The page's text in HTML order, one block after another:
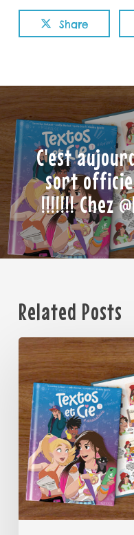
Share
C'est
sort
!!!!!!! Chez
Related Posts
C’est
aujourd’hui
🥰
🔥
😊
que
sort
officiellement
notre